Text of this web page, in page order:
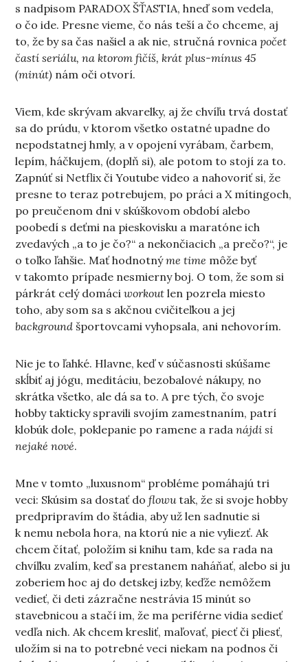
s nadpisom PARADOX ŠŤASTIA, hneď som vedela,
o čo ide. Presne vieme, čo nás teší a čo chceme, aj
to, že by sa čas našiel a ak nie, stručná rovnicapočet
častí seriálu, na ktorom fičíš, krát plus-mínus 45
(minút) nám oči otvorí.
Viem, kde skrývam akvarelky, aj že chvíľu trvá dostať
sa do prúdu, v ktorom všetko ostatné upadne do
nepodstatnej hmly, a v opojení vyrábam, čarbem,
lepím, háčkujem, (doplň si), ale potom to stojí za to.
Zapnúť si Netflix či Youtube video a nahovoriť si, že
presne to teraz potrebujem, po práci a X mítingoch,
po preučenom dni v skúškovom období alebo
poobedí s deťmi na pieskovisku a maratóne ich
zvedavých „a to je čo?“ a nekončiacich „a prečo?“, je
o toľko ľahšie. Mať hodnotnýme time môže byť
v takomto prípade nesmierny boj. O tom, že som si
párkrát celý domáciworkout len pozrela miesto
toho, aby som sa s akčnou cvičiteľkou a jej
background športovcami vyhopsala, ani nehovorím.
Nie je to ľahké. Hlavne, keď v súčasnosti skúšame
skĺbiť aj jógu, meditáciu, bezobalové nákupy, no
skrátka všetko, ale dá sa to. A pre tých, čo svoje
hobby takticky spravili svojím zamestnaním, patrí
klobúk dole, poklepanie po ramene a radanájdi si
nejaké nové.
Mne v tomto „luxusnom“ probléme pomáhajú tri
veci: Skúsim sa dostať doflowutak, že si svoje hobby
predpripravím do štádia, aby už len sadnutie si
k nemu nebola hora, na ktorú nie a nie vyliezť. Ak
chcem čítať, položím si knihu tam, kde sa rada na
chvíľku zvalím, keď sa prestanem naháňať, alebo si ju
zoberiem hoc aj do detskej izby, keďže nemôžem
vedieť, či deti zázračne nestrávia 15 minút so
stavebnicou a stačí im, že ma periférne vidia sedieť
vedľa nich. Ak chcem kresliť, maľovať, piecť či pliesť,
uložím si na to potrebné veci niekam na podnos či